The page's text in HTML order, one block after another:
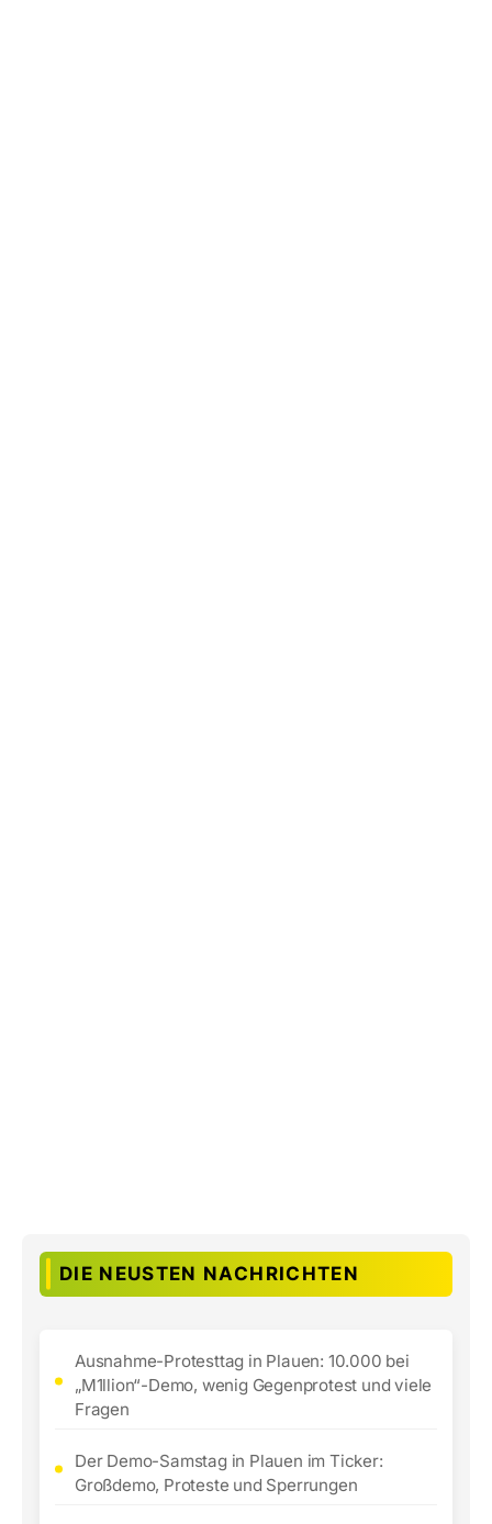
DIE NEUSTEN NACHRICHTEN
Ausnahme-Protesttag in Plauen: 10.000 bei
„M1llion“-Demo, wenig Gegenprotest und viele
Fragen
Der Demo-Samstag in Plauen im Ticker:
Großdemo, Proteste und Sperrungen